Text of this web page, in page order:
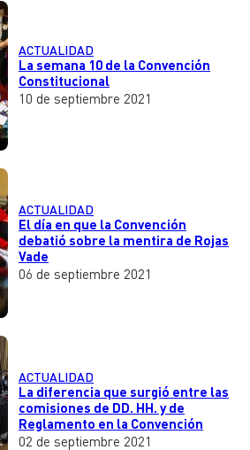
ACTUALIDAD
La semana 10 de la Convención
Constitucional
10 de septiembre 2021
ACTUALIDAD
El día en que la Convención
debatió sobre la mentira de Rojas
Vade
06 de septiembre 2021
ACTUALIDAD
La diferencia que surgió entre las
comisiones de DD. HH. y de
Reglamento en la Convención
02 de septiembre 2021